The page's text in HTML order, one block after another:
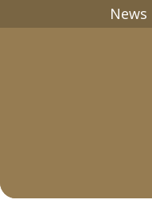
News